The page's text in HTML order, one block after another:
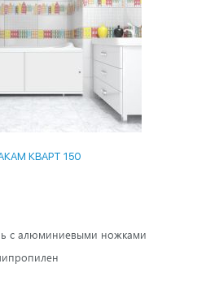
КВАРТ 150
с алюминиевыми ножками